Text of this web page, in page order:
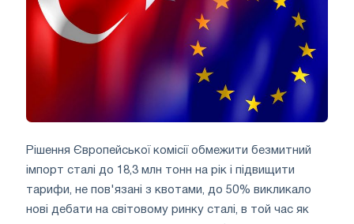
Рішення Європейської комісії обмежити безмитний
імпорт сталі до 18,3 млн тонн на рік і підвищити
тарифи, не пов'язані з квотами, до 50% викликало
нові дебати на світовому ринку сталі, в той час як